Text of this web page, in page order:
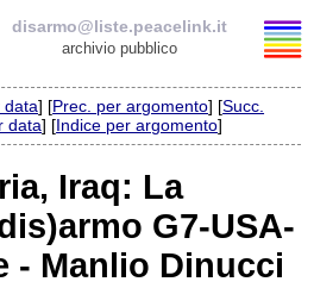
disarmo@liste.peacelink.it
archivio pubblico
data] [Prec. per argomento] [Succ.
data] [Indice per argomento]
Iraq: La
G7-USA-
- Manlio Dinucci